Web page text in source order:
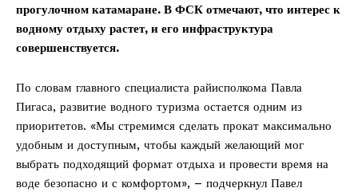
прогулочном катамаране. В ФСК отмечают, что интерес к
водному отдыху растет, и его инфраструктура
совершенствуется.
По словам главного специалиста райисполкома Павла
Пигаса, развитие водного туризма остается одним из
приоритетов. «Мы стремимся сделать прокат максимально
удобным и доступным, чтобы каждый желающий мог
выбрать подходящий формат отдыха и провести время на
воде безопасно и с комфортом», – подчеркнул Павел